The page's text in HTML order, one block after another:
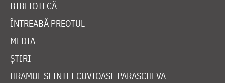
BIBLIOTECĂ
ÎNTREABĂ PREOTUL
MEDIA
ȘTIRI
HRAMUL SFINTEI CUVIOASE PARASCHEVA